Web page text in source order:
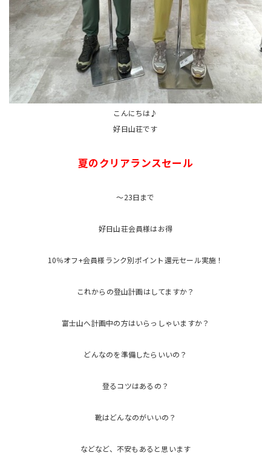
こんにちは♪
好日山荘です
夏のクリアランスセール
～23日まで
好日山荘会員様はお得
10％オフ+会員様ランク別ポイント還元セール実施！
これからの登山計画はしてますか？
富士山へ計画中の方はいらっしゃいますか？
どんなのを準備したらいいの？
登るコツはあるの？
靴はどんなのがいいの？
などなど、不安もあると思います